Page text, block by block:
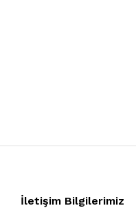
İletişim Bilgilerimiz